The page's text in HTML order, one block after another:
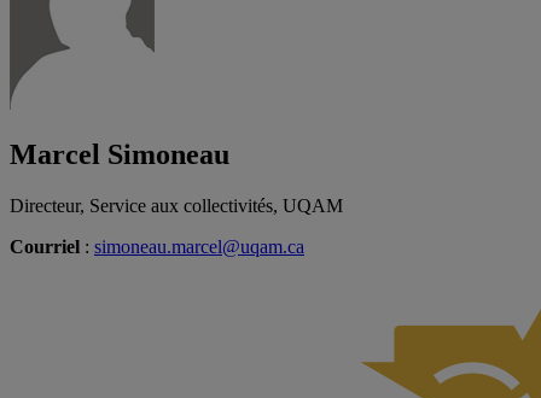
Marcel Simoneau
Directeur, Service aux collectivités, UQAM
Courriel : simoneau.marcel@uqam.ca